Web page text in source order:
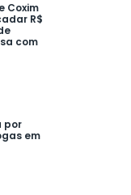
Coxim
R$
com
por
em